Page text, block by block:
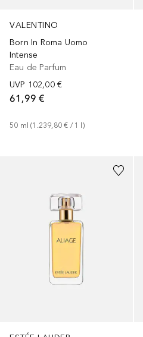
VALENTINO
Born In Roma Uomo
Intense
Eau de Parfum
UVP 102,00 €
61,99 €
50 ml (1.239,80 € / 1 l)